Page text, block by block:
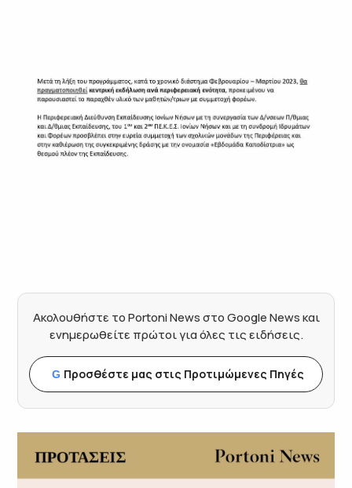
Ακολουθήστε το Portoni News στο Google News και
ενημερωθείτε πρώτοι για όλες τις ειδήσεις.
G Προσθέστε μας στις Προτιμώμενες Πηγές